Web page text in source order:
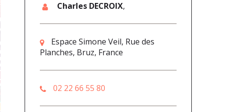
Charles DECROIX,
Espace Simone Veil, Rue des
Planches, Bruz, France
02 22 66 55 80